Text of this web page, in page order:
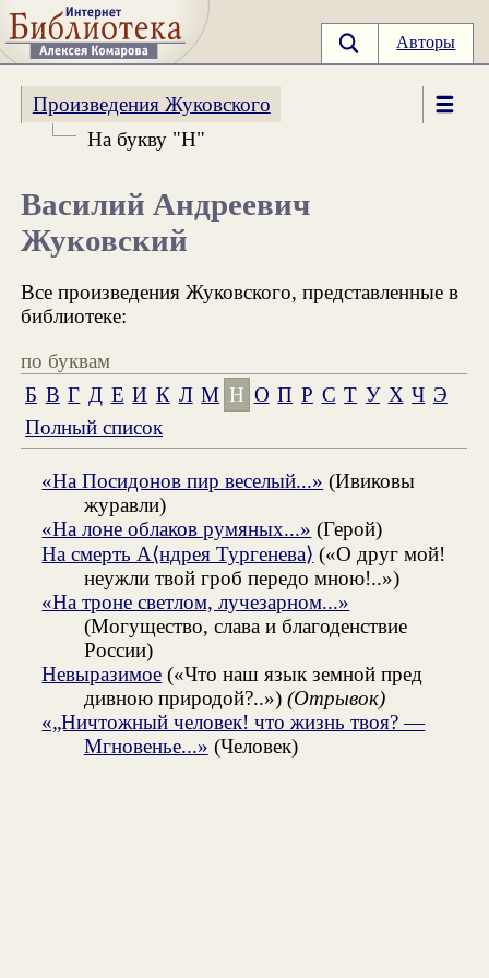
Авторы
Произведения Жуковского
На букву "Н"
Василий Андреевич
Жуковский
Все произведения Жуковского, представленные в
библиотеке:
по буквам
Б В Г Д Е И К Л М Н О П Р С Т У Х Ч Э
Полный список
«На Посидонов пир веселый...» (Ивиковы
журавли)
«На лоне облаков румяных...» (Герой)
На смерть А⟨ндрея Тургенева⟩ («О друг мой!
неужли твой гроб передо мною!..»)
«На троне светлом, лучезарном...»
(Могущество, слава и благоденствие
России)
Невыразимое («Что наш язык земной пред
дивною природой?..») (Отрывок)
«„Ничтожный человек! что жизнь твоя? —
Мгновенье...» (Человек)